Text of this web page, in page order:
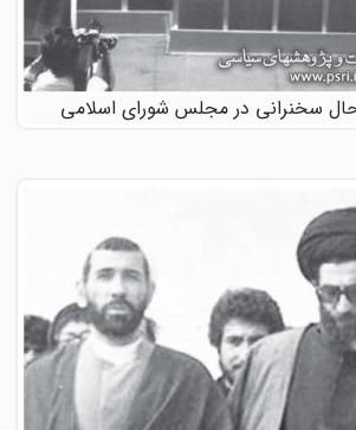
سخنرانی در مجلس شورای اسلامی